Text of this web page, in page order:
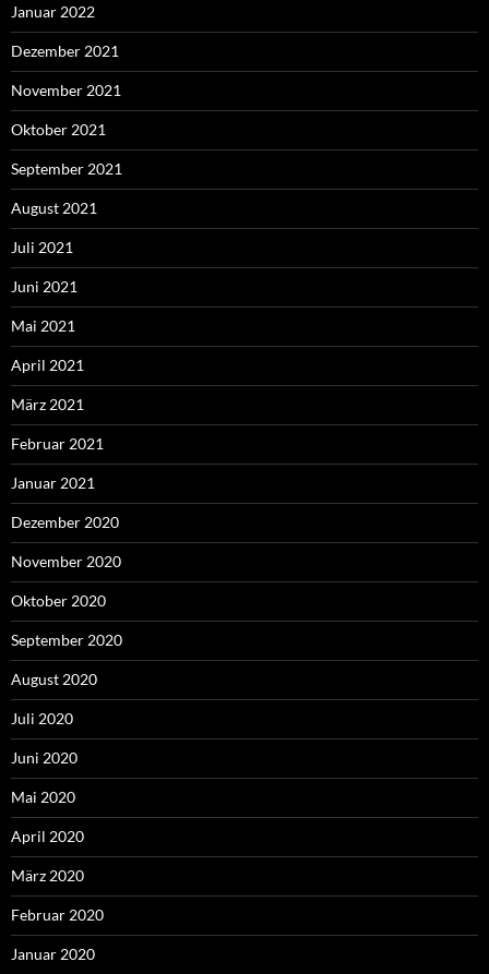
Januar 2022
Dezember 2021
November 2021
Oktober 2021
September 2021
August 2021
Juli 2021
Juni 2021
Mai 2021
April 2021
März 2021
Februar 2021
Januar 2021
Dezember 2020
November 2020
Oktober 2020
September 2020
August 2020
Juli 2020
Juni 2020
Mai 2020
April 2020
März 2020
Februar 2020
Januar 2020